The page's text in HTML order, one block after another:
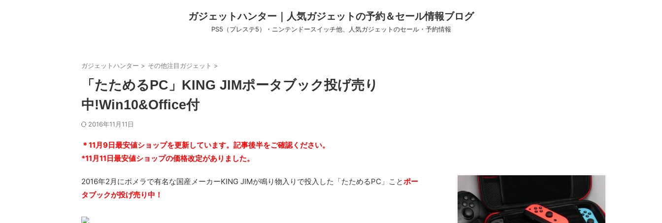
ガジェットハンター｜人気ガジェットの予約＆セール情報ブログ
PS5（プレステ5）・ニンテンドースイッチ他、人気ガジェットのセール・予約情報
ガジェットハンター > その他注目ガジェット >
「たためるPC」KING JIMポータブック投げ売り
中!Win10&Office付
2016年11月11日
＊11月9日最安値ショップを更新しています。記事後半をご確認ください。
*11月11日最安値ショップの価格改定がありました。
2016年2月にポメラで有名な国産メーカーKING JIMが鳴り物入りで投入した「たためるPC」ことポー
タブックが投げ売り中！